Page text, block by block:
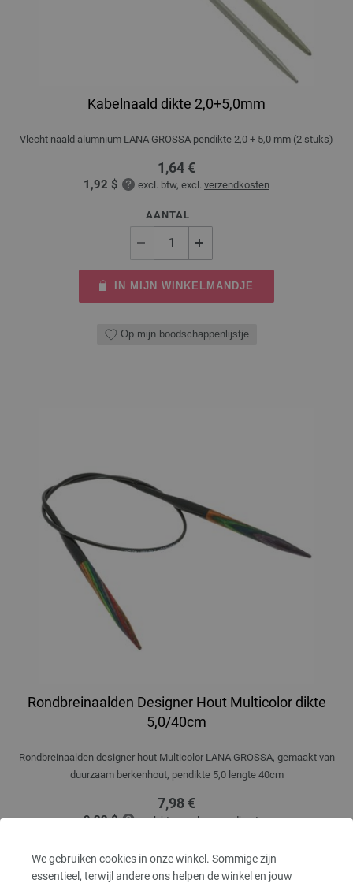
We gebruiken cookies in onze winkel. Sommige zijn
essentieel, terwijl andere ons helpen de winkel en jouw
Kabelnaald dikte 2,0+5,0mm
Vlecht naald alumnium LANA GROSSA pendikte 2,0 + 5,0 mm (2 stuks)
1,64 €
1,92 $ excl. btw, excl. verzendkosten
AANTAL
IN MIJN WINKELMANDJE
Op mijn boodschappenlijstje
Rondbreinaalden Designer Hout Multicolor dikte
5,0/40cm
Rondbreinaalden designer hout Multicolor LANA GROSSA, gemaakt van
duurzaam berkenhout, pendikte 5,0 lengte 40cm
7,98 €
9,32 $ excl. btw, excl.verzendkosten